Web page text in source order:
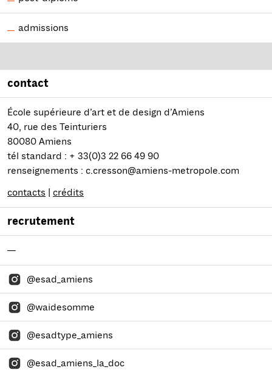
admissions
contact
École supérieure d’art et de design d’Amiens
40, rue des Teinturiers
80080 Amiens
tél standard : + 33(0)3 22 66 49 90
renseignements : c.cresson@amiens-metropole.com
contacts
crédits
recrutement
—
@esad_amiens
@waidesomme
@esadtype_amiens
@esad_amiens_la_doc